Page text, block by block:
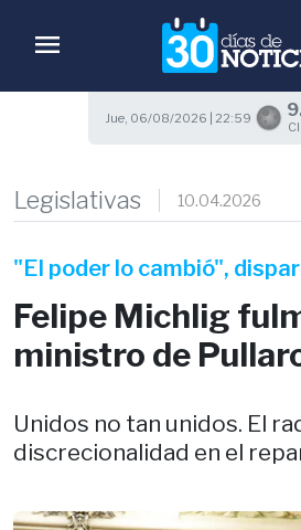
menu
Jue, 06/08/2026 | 22:59
Legislativas 10.04.2026
"El poder lo cambió",
Felipe Michlig
ministro de
Unidos no tan unidos. El
discrecionalidad en el